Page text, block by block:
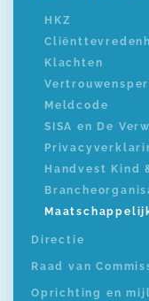
HKZ
Klachten
Meldcode
SISA en De
Handvest Kind
Directie
Raad van
Oprichting en